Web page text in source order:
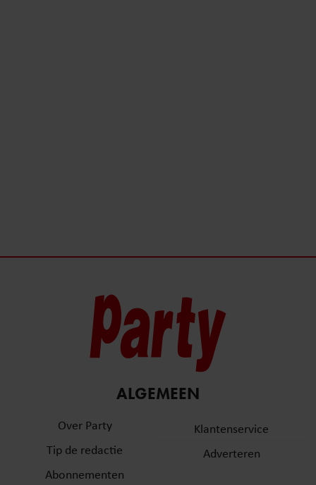
ALGEMEEN
Over Party
Tip de redactie
Abonnementen
Klantenservice
Adverteren